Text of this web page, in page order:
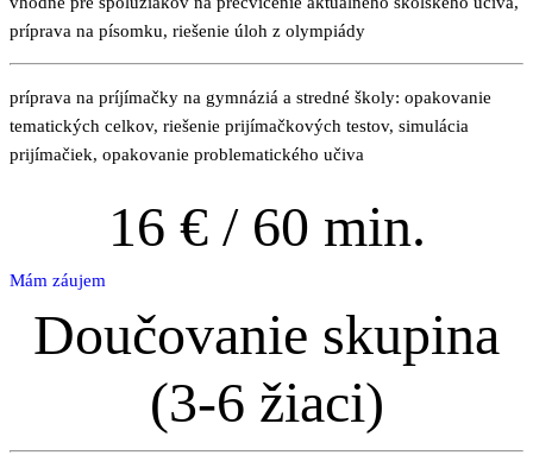
príprava na písomku, riešenie úloh z olympiády
príprava na príjímačky na gymnáziá a stredné školy: opakovanie
tematických celkov, riešenie prijímačkových testov, simulácia
prijímačiek, opakovanie problematického učiva
16 € / 60 min.
Mám záujem
Doučovanie skupina
(3-6 žiaci)